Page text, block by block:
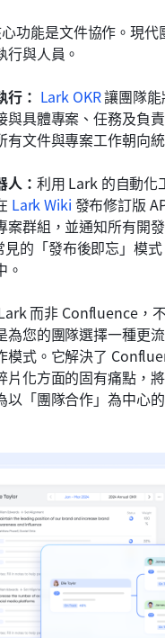
功能是文件協作。現代
與人員。
行： Lark OKR 讓團隊能
與具體專案、任務及負
有文件與專案工作朝向
人： 利用 Lark 的自動化
Lark Wiki 發布修訂版
案群組，並通知所有開
的「發布後即忘」模
。
而非 Confluence，
為您的團隊選擇一種更
模式。它解決了
片化方面的固有痛點，
以「團隊合作」為中心